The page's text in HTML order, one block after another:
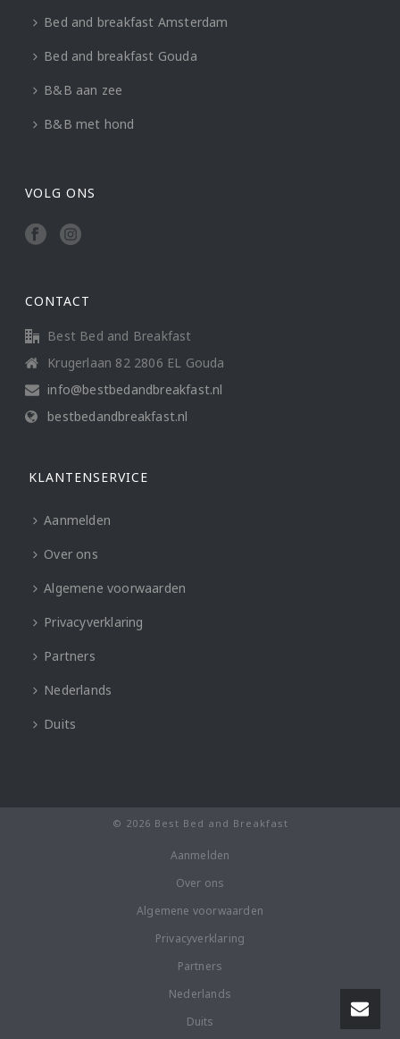
Bed and breakfast Amsterdam
Bed and breakfast Gouda
B&B aan zee
B&B met hond
VOLG ONS
CONTACT
Best Bed and Breakfast
Krugerlaan 82 2806 EL Gouda
info@bestbedandbreakfast.nl
bestbedandbreakfast.nl
KLANTENSERVICE
Aanmelden
Over ons
Algemene voorwaarden
Privacyverklaring
Partners
Nederlands
Duits
© 2026 Best Bed and Breakfast
Aanmelden
Over ons
Algemene voorwaarden
Privacyverklaring
Partners
Nederlands
Duits